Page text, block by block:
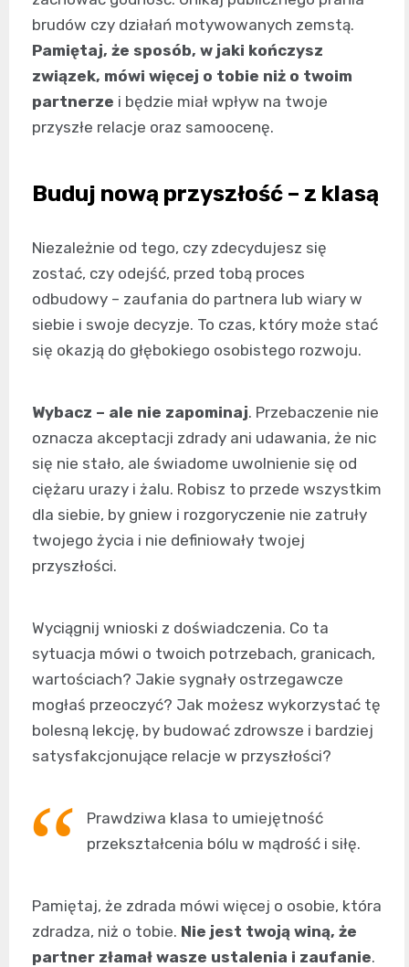
brudów czy działań motywowanych zemstą.
Pamiętaj, że sposób, w jaki kończysz
związek, mówi więcej o tobie niż o twoim
partnerze i będzie miał wpływ na twoje
przyszłe relacje oraz samoocenę.
Buduj nową przyszłość – z klasą
Niezależnie od tego, czy zdecydujesz się
zostać, czy odejść, przed tobą proces
odbudowy – zaufania do partnera lub wiary w
siebie i swoje decyzje. To czas, który może stać
się okazją do głębokiego osobistego rozwoju.
Wybacz – ale nie zapominaj. Przebaczenie nie
oznacza akceptacji zdrady ani udawania, że nic
się nie stało, ale świadome uwolnienie się od
ciężaru urazy i żalu. Robisz to przede wszystkim
dla siebie, by gniew i rozgoryczenie nie zatruły
twojego życia i nie definiowały twojej
przyszłości.
Wyciągnij wnioski z doświadczenia. Co ta
sytuacja mówi o twoich potrzebach, granicach,
wartościach? Jakie sygnały ostrzegawcze
mogłaś przeoczyć? Jak możesz wykorzystać tę
bolesną lekcję, by budować zdrowsze i bardziej
satysfakcjonujące relacje w przyszłości?
Prawdziwa klasa to umiejętność
przekształcenia bólu w mądrość i siłę.
Pamiętaj, że zdrada mówi więcej o osobie, która
zdradza, niż o tobie. Nie jest twoją winą, że
partner złamał wasze ustalenia i zaufanie.